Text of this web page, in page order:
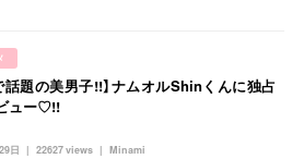
日 Minami
22627 views
話題の美男子!!】ナムオルShinくんに独占
ュー♡!!